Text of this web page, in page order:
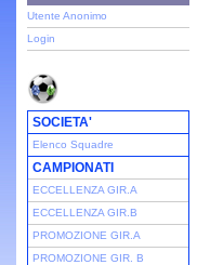
Utente Anonimo
Login
SOCIETA'
Elenco Squadre
CAMPIONATI
ECCELLENZA GIR.A
ECCELLENZA GIR.B
PROMOZIONE GIR.A
PROMOZIONE GIR. B